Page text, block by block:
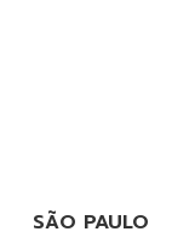
SÃO PAULO